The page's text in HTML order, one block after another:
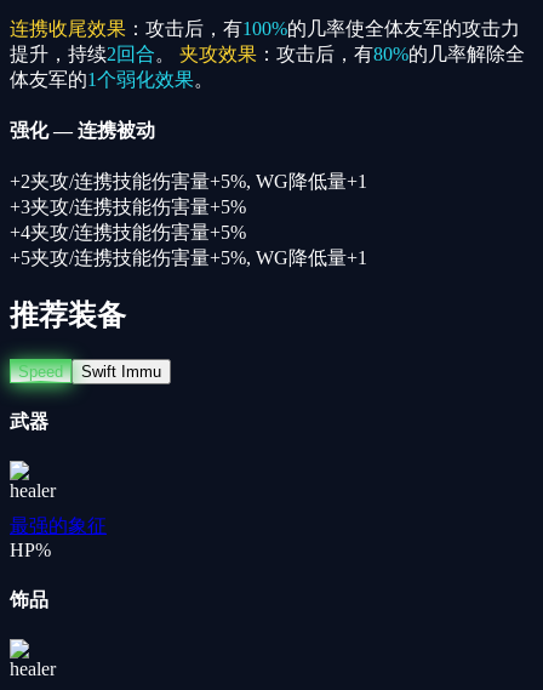
连携收尾效果 ：攻击后，有100%的几率使全体友军的攻击力
提升，持续2回合。 夹攻效果 ：攻击后，有80%的几率解除全
体友军的1个弱化效果。
强化—连携被动
+2夹攻/连携技能伤害量+5%, WG降低量+1
+3夹攻/连携技能伤害量+5%
+4夹攻/连携技能伤害量+5%
+5夹攻/连携技能伤害量+5%, WG降低量+1
推荐装备
Speed Swift Immu
武器
最强的象征
HP%
饰品